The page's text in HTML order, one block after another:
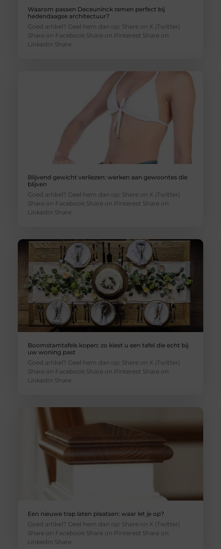
Waarom passen Deceuninck ramen perfect bij
hedendaagse architectuur?
Goed artikel? Deel hem dan op: Share on X (Twitter)
Share on Facebook Share on Pinterest Share on
LinkedIn Share
Blijvend gewicht verliezen: werken aan gewoontes die
blijven
Goed artikel? Deel hem dan op: Share on X (Twitter)
Share on Facebook Share on Pinterest Share on
LinkedIn Share
Boomstamtafels kopen: zo kiest u een tafel die echt bij
uw woning past
Goed artikel? Deel hem dan op: Share on X (Twitter)
Share on Facebook Share on Pinterest Share on
LinkedIn Share
Een nieuwe trap laten plaatsen: waar let je op?
Goed artikel? Deel hem dan op: Share on X (Twitter)
Share on Facebook Share on Pinterest Share on
LinkedIn Share